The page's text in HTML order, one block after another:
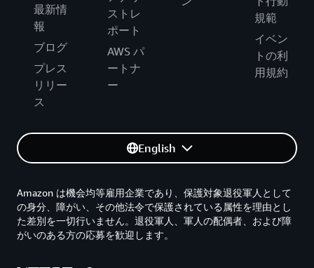
最新情
報
ブログ
プレス
リリー
ス
ストレ
ポート
AWS パ
ートナ
ー
規範
イベン
トの利
用規約
English
Amazon は機会均等雇用企業であり、保護対象退役軍人として
の身分、障がい、その他法令で保護されている属性を理由とし
た差別を一切行いません。退役軍人、軍人の配偶者、および障
がいのある方の応募を歓迎します。